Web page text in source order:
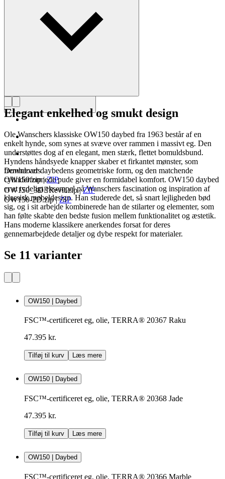
Læs mere om Ole Wanscher
Downloads
OW150.zip|ZIP
OW150_3DRevit.zip|ZIP
OW150-2D.zip|ZIP
Elegant enkelhed og smukt design
Ole Wanschers klassiske OW150 daybed fra 1963 består af en
enkelt hynde, som synes at svæve over rammen i massivt eg. Den
understøttes dog af en elegant, men stærk, flettet bomuldsbund.
Hyndens håndsyede knapper skaber et firkantet mønster, som
fremhæver daybedens geometriske form, og den matchende
cylinderformede pude giver en formidabel komfort. OW150 daybed
er et tydeligt eksempel på Wanschers fascination og inspiration af
klassisk møbeldesign. Han studerede det, så snart lejligheden bød
sig, og i sit arbejde kombinerede han de stilarter og elementer, som
han følte skabte den bedste fusion mellem funktionalitet og æstetik.
Hans moderne klassikere anerkendes forsat for deres
gennemarbejdede detaljer og dybe respekt for materialer.
Se 11 varianter
OW150 | Daybed
FSC™-certificeret eg, olie, TERRA® 20367 Raku
47.395 kr.
Tilføj til kurv Læs mere
OW150 | Daybed
FSC™-certificeret eg, olie, TERRA® 20368 Jade
47.395 kr.
Tilføj til kurv Læs mere
OW150 | Daybed
FSC™-certificeret eg, olie, TERRA® 20366 Marble